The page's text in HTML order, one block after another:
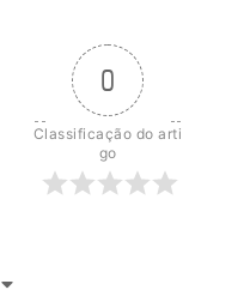
0
Classificação do arti
go